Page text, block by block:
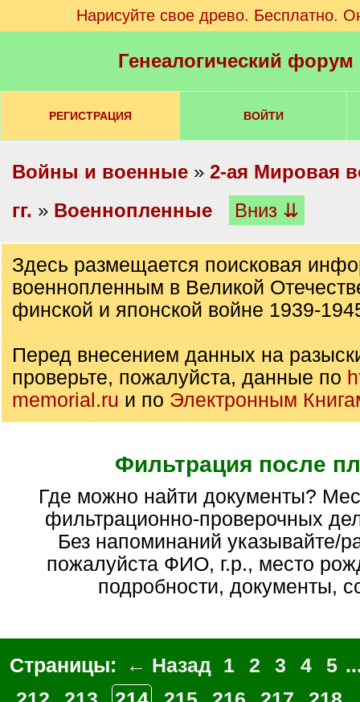
Нарисуйте свое древо. Бесплатно.
Генеалогический
РЕГИСТРАЦИЯ ВОЙТИ
Войны и военные » 2-ая Мировая
гг. » Военнопленные Вниз ⇊
Здесь размещается поисковая
военнопленным в Великой
финской и японской войне 1939-
Перед внесением данных на
проверьте, пожалуйста, данные по
memorial.ru и по Электронным
Фильтрация после
Где можно найти документы? Места хранения
фильтрационно-проверочных
Без напоминаний указывайте/
пожалуйста ФИО, г.р., место
подробности, документы,
Страницы: ← Назад 1 2 3 4 5